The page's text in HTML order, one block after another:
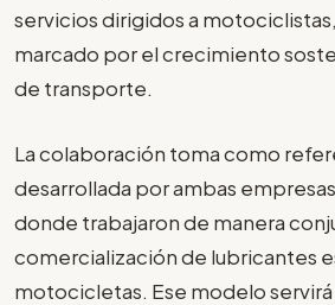
servicios dirigidos a
marcado por el crecimiento
de transporte.
La colaboración toma como
desarrollada por ambas
donde trabajaron de manera
comercialización de lubricantes
motocicletas. Ese modelo